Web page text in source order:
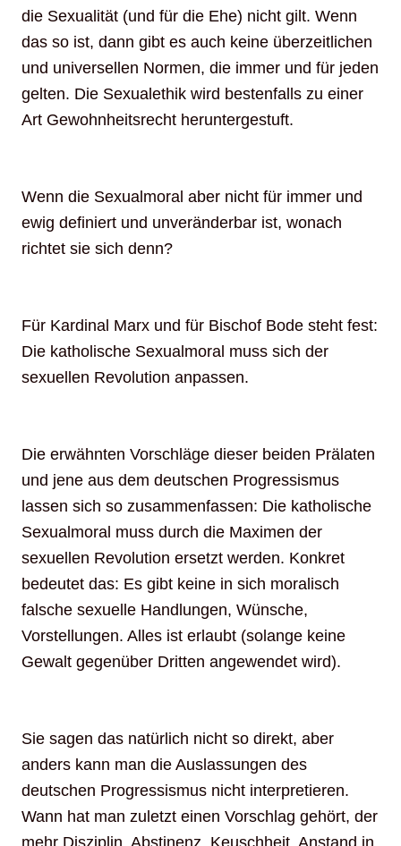
die Sexualität (und für die Ehe) nicht gilt. Wenn
das so ist, dann gibt es auch keine überzeitlichen
und universellen Normen, die immer und für jeden
gelten. Die Sexualethik wird bestenfalls zu einer
Art Gewohnheitsrecht heruntergestuft.
Wenn die Sexualmoral aber nicht für immer und
ewig definiert und unveränderbar ist, wonach
richtet sie sich denn?
Für Kardinal Marx und für Bischof Bode steht fest:
Die katholische Sexualmoral muss sich der
sexuellen Revolution anpassen.
Die erwähnten Vorschläge dieser beiden Prälaten
und jene aus dem deutschen Progressismus
lassen sich so zusammenfassen: Die katholische
Sexualmoral muss durch die Maximen der
sexuellen Revolution ersetzt werden. Konkret
bedeutet das: Es gibt keine in sich moralisch
falsche sexuelle Handlungen, Wünsche,
Vorstellungen. Alles ist erlaubt (solange keine
Gewalt gegenüber Dritten angewendet wird).
Sie sagen das natürlich nicht so direkt, aber
anders kann man die Auslassungen des
deutschen Progressismus nicht interpretieren.
Wann hat man zuletzt einen Vorschlag gehört, der